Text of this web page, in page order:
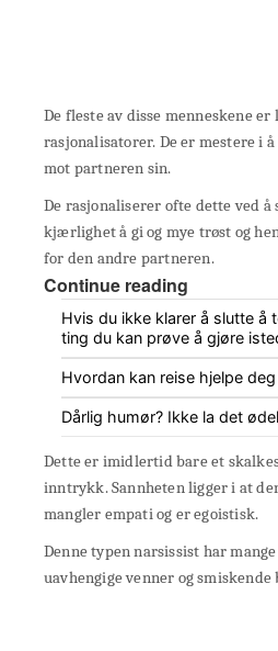
De fleste av disse menneskene er
rasjonalisatorer. De er mestere i
mot partneren sin.
De rasjonaliserer ofte dette ved å
kjærlighet å gi og mye trøst og
for den andre partneren.
Continue reading
Hvis du ikke klarer å slutte å
ting du kan prøve å gjøre
Hvordan kan reise hjelpe
Dårlig humør? Ikke la det
Dette er imidlertid bare et
inntrykk. Sannheten ligger i at
mangler empati og er egoistisk.
Denne typen narsissist har
uavhengige venner og smiskende